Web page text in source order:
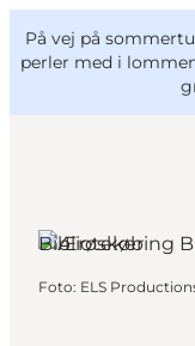
På vej på
perler med i
Oplevelser
Outdoor
VisitFyn
Deutsch
Biblioteker
Foto: ELS